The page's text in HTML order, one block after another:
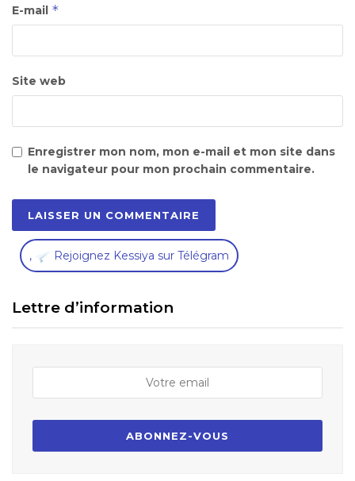
E-mail *
Site web
Enregistrer mon nom, mon e-mail et mon site dans
le navigateur pour mon prochain commentaire.
, Rejoignez Kessiya sur Télégram
Lettre d’information